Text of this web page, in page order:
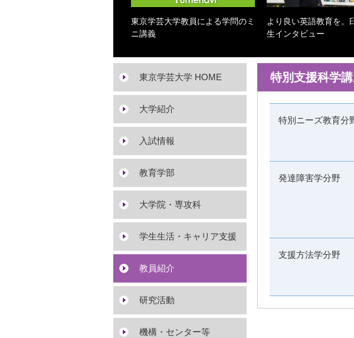
東京学芸大学教員による学問のミ
ニ講義
より良い英語教育を。
生インタビュー
東京学芸大学 HOME
大学紹介
入試情報
教育学部
大学院・専攻科
学生生活・キャリア支援
教員紹介
研究活動
機構・センター等
特別支援科学
特別ニーズ教育分
発達障害学分野
支援方法学分野